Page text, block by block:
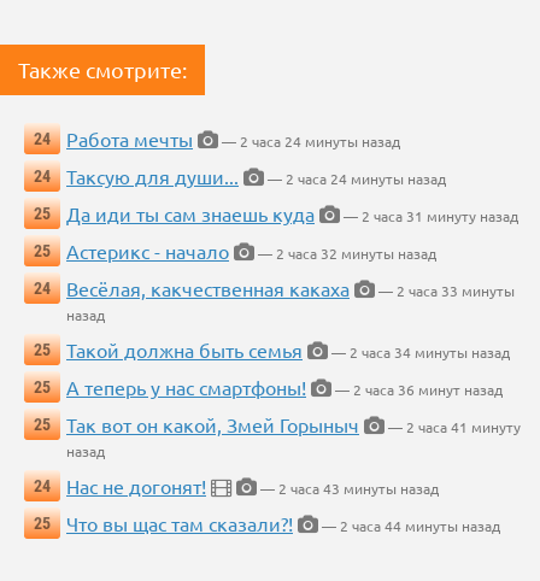
Также смотрите:
24 Работа мечты
— 2 часа 24 минуты назад
24
Таксую для души...
— 2 часа 24 минуты назад
25
Да иди ты сам знаешь куда
— 2 часа 31 минуту назад
25
Астерикс - начало
— 2 часа 32 минуты назад
24
Весёлая, какчественная какаха
— 2 часа 33 минуты
назад
25
Такой должна быть семья
— 2 часа 34 минуты назад
25
А теперь у нас смартфоны!
— 2 часа 36 минут назад
25
Так вот он какой, Змей Горыныч
— 2 часа 41 минуту
назад
24
Нас не догонят!
— 2 часа 43 минуты назад
25
Что вы щас там сказали?! — 2 часа 44 минуты назад